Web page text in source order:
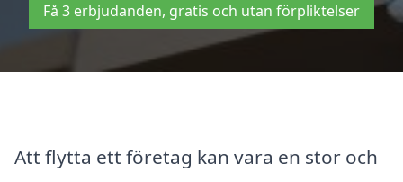
Få 3 erbjudanden, gratis och utan förpliktelser
Att flytta ett företag kan vara en stor och